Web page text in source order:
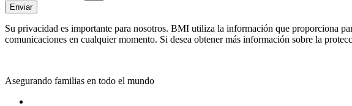
Enviar
Su privacidad es importante para nosotros. BMI utiliza la información que proporciona
comunicaciones en cualquier momento. Si desea obtener más información sobre la
Asegurando familias en todo el mundo